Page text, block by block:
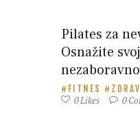
Pilates za
Osnažite
FITNES
0Likes 0